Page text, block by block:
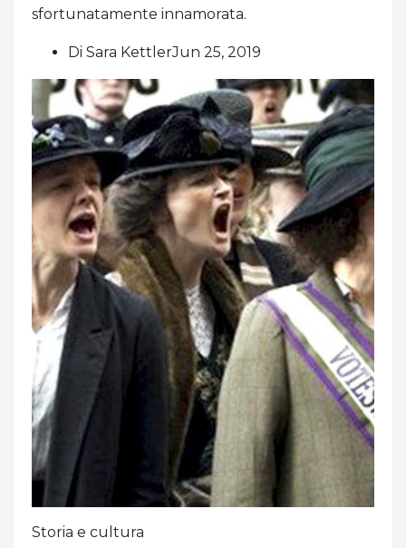
sfortunatamente innamorata.
Di Sara KettlerJun 25, 2019
Storia e cultura